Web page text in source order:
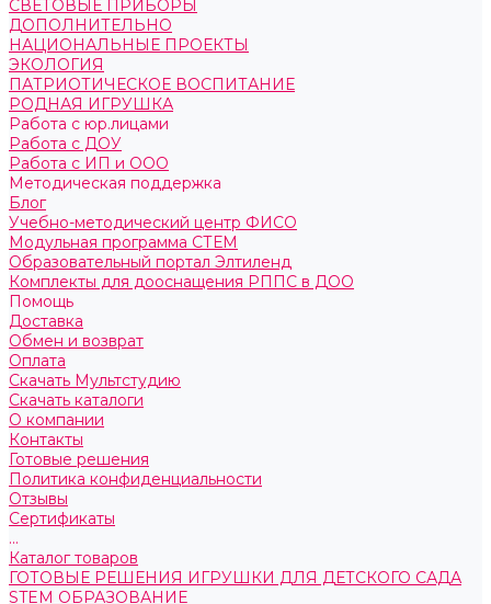
СВЕТОВЫЕ ПРИБОРЫ
ДОПОЛНИТЕЛЬНО
НАЦИОНАЛЬНЫЕ ПРОЕКТЫ
ЭКОЛОГИЯ
ПАТРИОТИЧЕСКОЕ ВОСПИТАНИЕ
РОДНАЯ ИГРУШКА
Работа с юр.лицами
Работа с ДОУ
Работа с ИП и ООО
Методическая поддержка
Блог
Учебно-методический центр ФИСО
Модульная программа СТЕМ
Образовательный портал Элтиленд
Комплекты для дооснащения РППС в ДОО
Помощь
Доставка
Обмен и возврат
Оплата
Скачать Мультстудию
Скачать каталоги
О компании
Контакты
Готовые решения
Политика конфиденциальности
Отзывы
Сертификаты
...
Каталог товаров
ГОТОВЫЕ РЕШЕНИЯ ИГРУШКИ ДЛЯ ДЕТСКОГО САДА
STEM ОБРАЗОВАНИЕ